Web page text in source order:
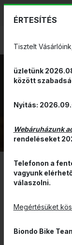
GRAVEL
SZŰRÉS
ÉRTESÍTÉS
Tisztelt Vásárlóink,
üzletünk
között
Nyitás:
Webáruházunk
rendeléseket
Telefonon a
vagyunk
válaszolni.
Megértésüket
Biondo Bike